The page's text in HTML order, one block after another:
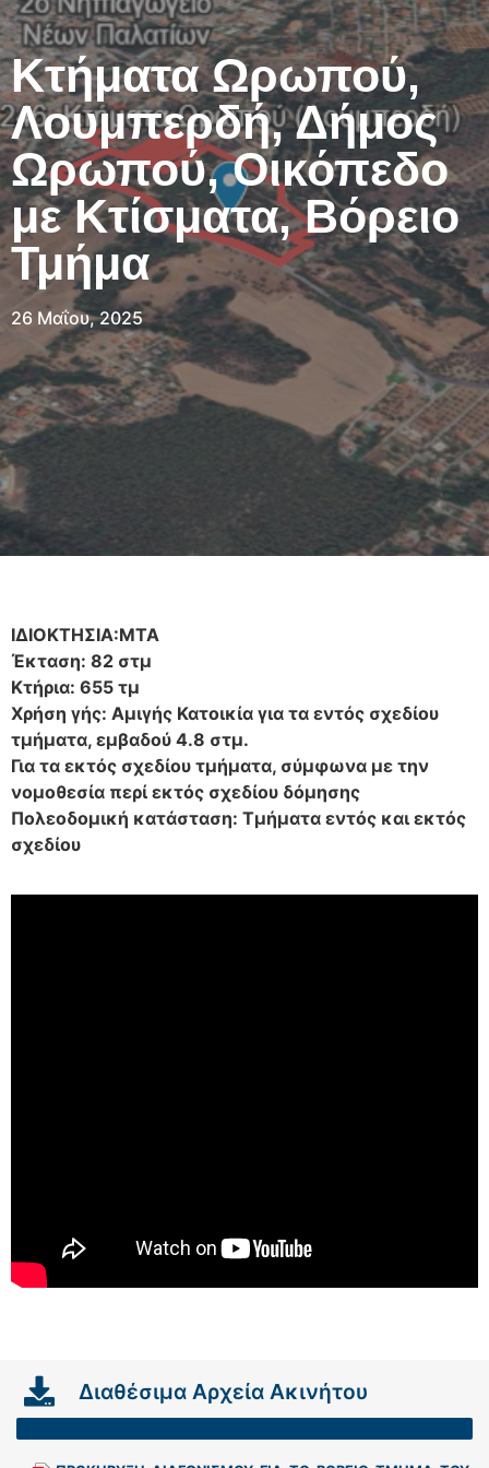
Κτήματα Ωρωπού,
Λουμπερδή, Δήμος
Ωρωπού, Οικόπεδο
με Κτίσματα, Βόρειο
Τμήμα
26 Μαΐου, 2025
ΙΔΙΟΚΤΗΣΙΑ:ΜΤΑ
Έκταση: 82 στμ
Κτήρια: 655 τμ
Χρήση γής: Αμιγής Κατοικία για τα εντός σχεδίου
τμήματα, εμβαδού 4.8 στμ.
Για τα εκτός σχεδίου τμήματα, σύμφωνα με την
νομοθεσία περί εκτός σχεδίου δόμησης
Πολεοδομική κατάσταση: Τμήματα εντός και εκτός
σχεδίου
Διαθέσιμα Αρχεία Ακινήτου